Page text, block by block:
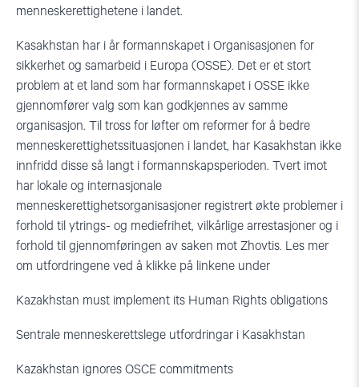
menneskerettighetene i landet.
Kasakhstan har i år formannskapet i Organisasjonen for
sikkerhet og samarbeid i Europa (OSSE). Det er et stort
problem at et land som har formannskapet i OSSE ikke
gjennomfører valg som kan godkjennes av samme
organisasjon. Til tross for løfter om reformer for å bedre
menneskerettighetssituasjonen i landet, har Kasakhstan ikke
innfridd disse så langt i formannskapsperioden. Tvert imot
har lokale og internasjonale
menneskerettighetsorganisasjoner registrert økte problemer i
forhold til ytrings- og mediefrihet, vilkårlige arrestasjoner og i
forhold til gjennomføringen av saken mot Zhovtis. Les mer
om utfordringene ved å klikke på linkene under
Kazakhstan must implement its Human Rights obligations
Sentrale menneskerettslege utfordringar i Kasakhstan
Kazakhstan ignores OSCE commitments